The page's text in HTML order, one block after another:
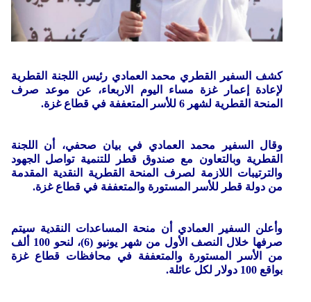
كشف السفير القطري محمد العمادي رئيس اللجنة القطرية
لإعادة إعمار غزة مساء اليوم الاربعاء، عن موعد صرف
المنحة القطرية لشهر 6 للأسر المتعففة في قطاع غزة.
وقال السفير محمد العمادي في بيان صحفي، أن اللجنة
القطرية وبالتعاون مع صندوق قطر للتنمية تواصل الجهود
والترتيبات اللازمة لصرف المنحة القطرية النقدية المقدمة
من دولة قطر للأسر المستورة والمتعففة في قطاع غزة.
وأعلن السفير العمادي أن منحة المساعدات النقدية سيتم
صرفها خلال النصف الأول من شهر يونيو (6)، لنحو 100 ألف
من الأسر المستورة والمتعففة في محافظات قطاع غزة
بواقع 100 دولار لكل عائلة.